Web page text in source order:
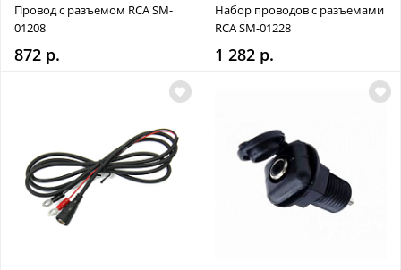
Провод с разъемом RCA SM-
01208
872 р.
Набор проводов с разъемами
RCA SM-01228
1 282 р.